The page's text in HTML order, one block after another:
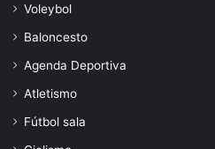
Voleybol
Baloncesto
Agenda Deportiva
Atletismo
Fútbol sala